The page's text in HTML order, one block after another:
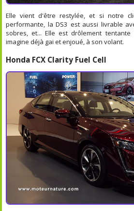
Elle vient d'être restylée, et si notre
performante, la DS3 est aussi livrable
sobres, et... Elle est drôlement
imagine déjà gai et enjoué, à son volant.
Honda FCX Clarity Fuel Cell